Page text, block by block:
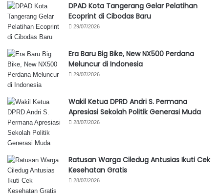
DPAD Kota Tangerang Gelar Pelatihan
Ecoprint di Cibodas Baru
29/07/2026
Era Baru Big Bike, New NX500 Perdana
Meluncur di Indonesia
29/07/2026
Wakil Ketua DPRD Andri S. Permana
Apresiasi Sekolah Politik Generasi Muda
28/07/2026
Ratusan Warga Ciledug Antusias Ikuti Cek
Kesehatan Gratis
28/07/2026